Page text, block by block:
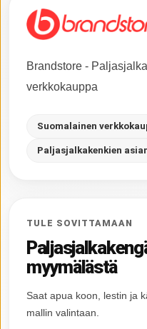
Brandstore -
verkkokauppa
Suomalainen
Paljasjalkakenkien
TULE SOVITTAMAAN
myymälästä
Saat apua koon, lestin ja
mallin valintaan.